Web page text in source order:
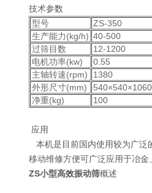
技术参数
型号
ZS-350
生产能力(kg/h) 40-500
过筛目数
12-1200
电机功率(kw)
0.55
主轴转速(rpm)
1380
外形尺寸(mm)
540×540×1060
净重(kg)
100
应用
本机是目前国内使用较为广泛
移动维修方便可广泛应用于冶金
ZS小型高效振动筛概述